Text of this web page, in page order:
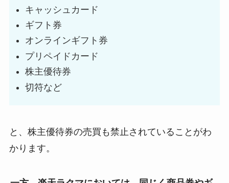
キャッシュカード
ギフト券
オンラインギフト券
プリペイドカード
株主優待券
切符など
と、株主優待券の売買も禁止されていることがわ
かります。